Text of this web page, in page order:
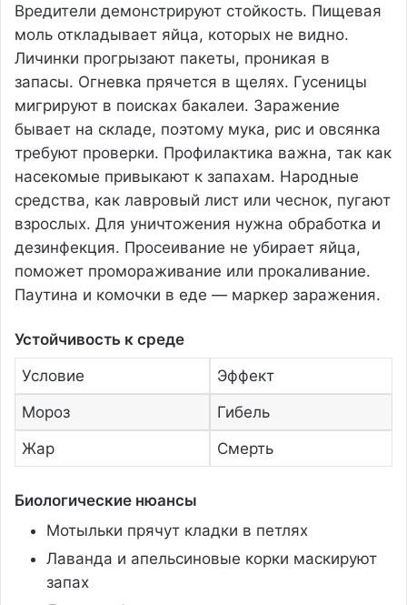
Вредители демонстрируют стойкость. Пищевая
моль откладывает яйца, которых не видно.
Личинки прогрызают пакеты, проникая в
запасы. Огневка прячется в щелях. Гусеницы
мигрируют в поисках бакалеи. Заражение
бывает на складе, поэтому мука, рис и овсянка
требуют проверки. Профилактика важна, так как
насекомые привыкают к запахам. Народные
средства, как лавровый лист или чеснок, пугают
взрослых. Для уничтожения нужна обработка и
дезинфекция. Просеивание не убирает яйца,
поможет промораживание или прокаливание.
Паутина и комочки в еде — маркер заражения.
Устойчивость к среде
Условие
Эффект
Мороз
Гибель
Жар
Смерть
Биологические нюансы
Мотыльки прячут кладки в петлях
Лаванда и апельсиновые корки маскируют
запах